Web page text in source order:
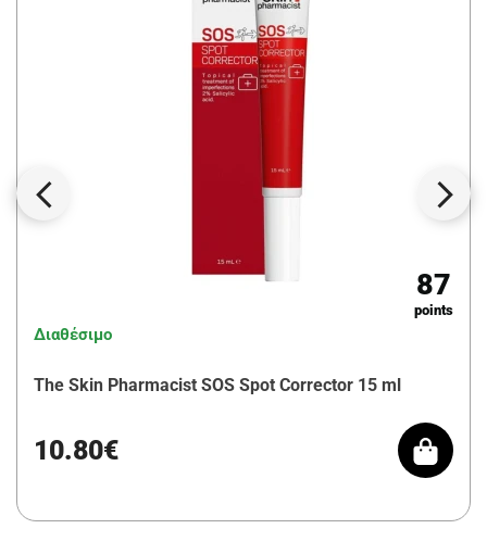
87
points
Διαθέσιμο
The Skin Pharmacist SOS Spot Corrector 15 ml
10.80€